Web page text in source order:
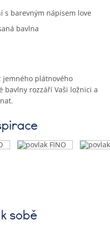
s barevným nápisem love
bavlna
jemného plátnového
bavlny rozzáří Vaši ložnici a
sobě